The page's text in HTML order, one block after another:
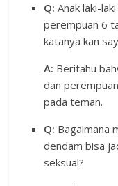
Q: Anak laki-
perempuan 6
katanya kan
A: Beritahu
dan
pada teman.
Q: Bagaimana
dendam bisa
seksual?